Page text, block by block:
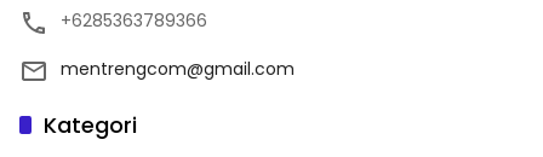
+6285363789366
mentrengcom@gmail.com
Kategori